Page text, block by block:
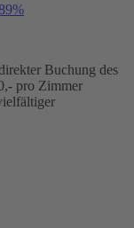
Buchung des
pro Zimmer